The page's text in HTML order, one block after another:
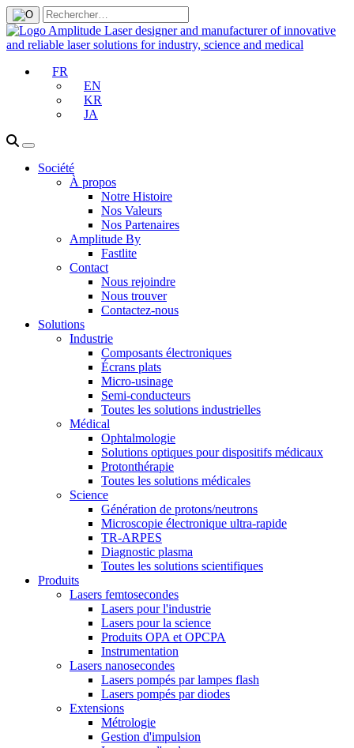
FR
EN
KR
JA
Société
À propos
Notre Histoire
Nos Valeurs
Nos Partenaires
Amplitude By
Fastlite
Contact
Nous rejoindre
Nous trouver
Contactez-nous
Solutions
Industrie
Composants électroniques
Écrans plats
Micro-usinage
Semi-conducteurs
Toutes les solutions industrielles
Médical
Ophtalmologie
Solutions optiques pour dispositifs médicaux
Protonthérapie
Toutes les solutions médicales
Science
Génération de protons/neutrons
Microscopie électronique ultra-rapide
TR-ARPES
Diagnostic plasma
Toutes les solutions scientifiques
Produits
Lasers femtosecondes
Lasers pour l'industrie
Lasers pour la science
Produits OPA et OPCPA
Instrumentation
Lasers nanosecondes
Lasers pompés par lampes flash
Lasers pompés par diodes
Extensions
Métrologie
Gestion d'impulsion